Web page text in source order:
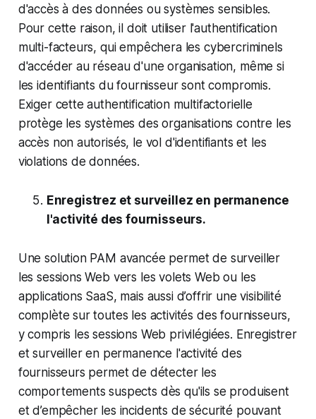
d'accès à des données ou systèmes sensibles.
Pour cette raison, il doit utiliser l'authentification
multi-facteurs, qui empêchera les cybercriminels
d'accéder au réseau d'une organisation, même si
les identifiants du fournisseur sont compromis.
Exiger cette authentification multifactorielle
protège les systèmes des organisations contre les
accès non autorisés, le vol d'identifiants et les
violations de données.
Enregistrez et surveillez en permanence
l'activité des fournisseurs.
Une solution PAM avancée permet de surveiller
les sessions Web vers les volets Web ou les
applications SaaS, mais aussi d’offrir une visibilité
complète sur toutes les activités des fournisseurs,
y compris les sessions Web privilégiées. Enregistrer
et surveiller en permanence l'activité des
fournisseurs permet de détecter les
comportements suspects dès qu'ils se produisent
et d’empêcher les incidents de sécurité pouvant